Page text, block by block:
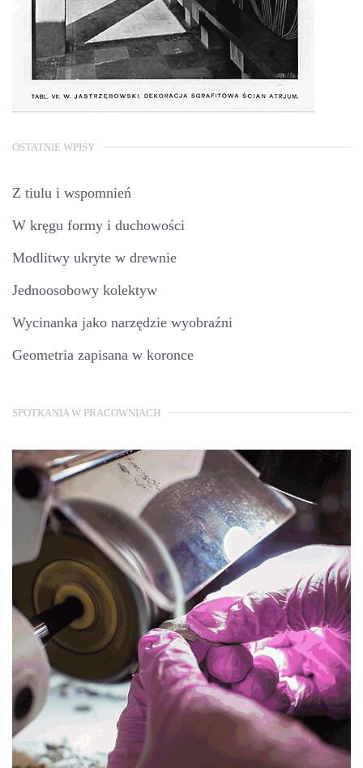
OSTATNIE WPISY
Z tiulu i wspomnień
W kręgu formy i duchowości
Modlitwy ukryte w drewnie
Jednoosobowy kolektyw
Wycinanka jako narzędzie wyobraźni
Geometria zapisana w koronce
SPOTKANIA W PRACOWNIACH